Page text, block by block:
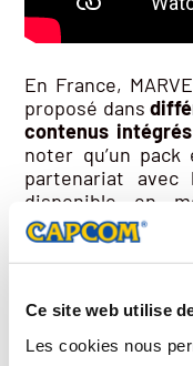
Ce site web utilise
Les cookies nous
En France,
proposé dans
contenus
noter qu’un
partenariat avec
disponible en
éditions,le 19
diorama
Marvel, Iron
Pierres de l’Infini.
de ces